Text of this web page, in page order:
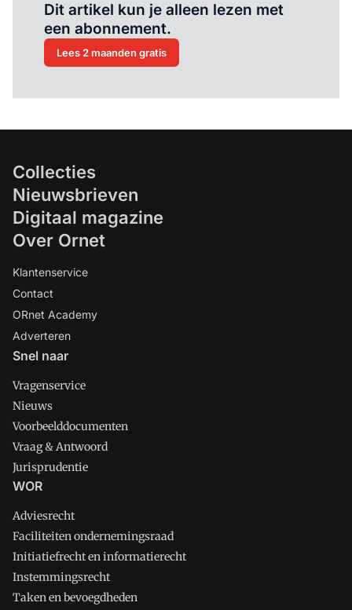
Dit artikel kun je alleen lezen met
een abonnement.
Lees 2 maanden gratis
Collecties
Nieuwsbrieven
Digitaal magazine
Over Ornet
Klantenservice
Contact
ORnet Academy
Adverteren
Snel naar
Vragenservice
Nieuws
Voorbeelddocumenten
Vraag & Antwoord
Jurisprudentie
WOR
Adviesrecht
Faciliteiten ondernemingsraad
Initiatiefrecht en informatierecht
Instemmingsrecht
Taken en bevoegdheden